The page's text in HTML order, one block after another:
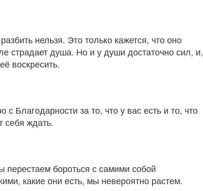
нельзя. Это только кажется, что оно
страдает душа. Но и у души достаточно сил, и,
воскресить.
с Благодарности за то, что у вас есть и то, что
себя ждать.
перестаем бороться с самими собой
какие они есть, мы невероятно растем.